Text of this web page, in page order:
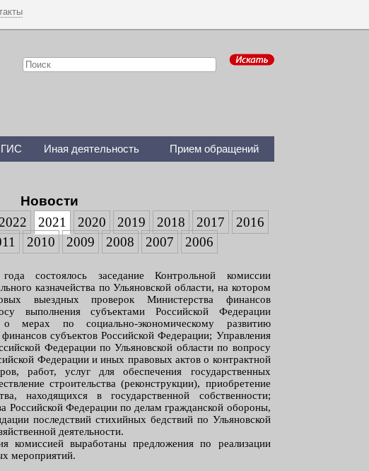
ГИС Иная деятельность Прием обращений
Новости
2021 2020 2019 2018 2017
2016
2010 2009 2008 2007 2006
состоялось заседание Контрольной комиссии
казначейства по Ульяновской области, на котором
выездных проверок Министерства финансов
выполнения субъектами Российской Федерации
мерах по социально-экономическому развитию
субъектов Российской Федерации; Управления
Федерации по Ульяновской области по вопросу
Федерации и иных правовых актов о контрактной
работ, услуг для обеспечения государственных
строительства (реконструкции), приобретение
находящихся в государственной собственности;
Российской Федерации по делам гражданской обороны,
последствий стихийных бедствий по Ульяновской
деятельности.
комиссией выработаны предложения по реализации
мероприятий.